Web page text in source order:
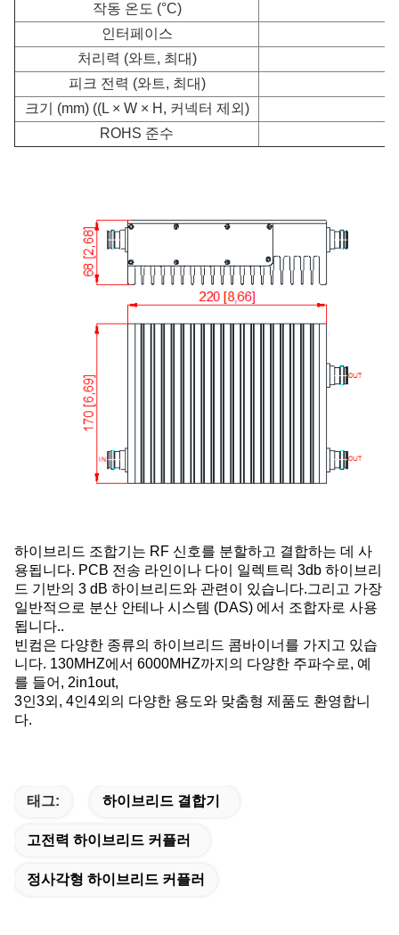
작동 온도 (°C)
인터페이스
처리력 (와트, 최대)
피크 전력 (와트, 최대)
크기 (mm) ((L × W × H, 커넥터 제외)
ROHS 준수
하이브리드 조합기는 RF 신호를 분할하고 결합하는 데 사
용됩니다. PCB 전송 라인이나 다이 일렉트릭 3db 하이브리
드 기반의 3 dB 하이브리드와 관련이 있습니다.그리고 가장
일반적으로 분산 안테나 시스템 (DAS) 에서 조합자로 사용
됩니다..
빈컴은 다양한 종류의 하이브리드 콤바이너를 가지고 있습
니다. 130MHZ에서 6000MHZ까지의 다양한 주파수로, 예
를 들어, 2in1out,
3인3외, 4인4외의 다양한 용도와 맞춤형 제품도 환영합니
다.
태그: 하이브리드 결합기
고전력 하이브리드 커플러
정사각형 하이브리드 커플러